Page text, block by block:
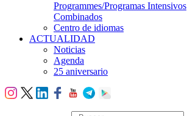
Programmes/Programas Intensivos
Combinados
Centro de idiomas
ACTUALIDAD
Noticias
Agenda
25 aniversario